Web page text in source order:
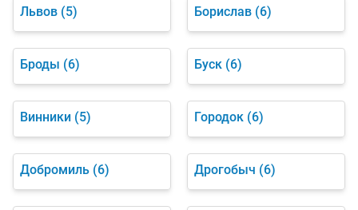
Львов (5) Борислав (6)
Броды (6) Буск (6)
Винники (5) Городок (6)
Добромиль (6) Дрогобыч (6)